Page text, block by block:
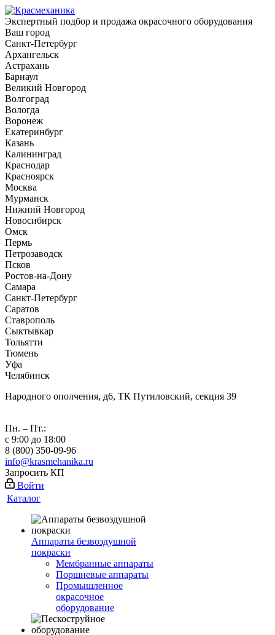
Экспертный подбор и продажа окрасочного оборудования
Ваш город
Санкт-Петербург
Архангельск
Астрахань
Барнаул
Великий Новгород
Волгоград
Вологда
Воронеж
Екатеринбург
Казань
Калининград
Краснодар
Красноярск
Москва
Мурманск
Нижний Новгород
Новосибирск
Омск
Пермь
Петрозаводск
Псков
Ростов-на-Дону
Самара
Санкт-Петербург
Саратов
Ставрополь
Сыктывкар
Тольятти
Тюмень
Уфа
Челябинск
Народного ополчения, д6, ТК Путиловский, секция 39
Пн. – Пт.:
с 9:00 до 18:00
8 (800) 350-09-96
info@krasmehanika.ru
Запросить КП
Войти
Каталог
Аппараты безвоздушной
покраски
Мембранные аппараты
Поршневые аппараты
Промышленное
окрасочное
оборудование